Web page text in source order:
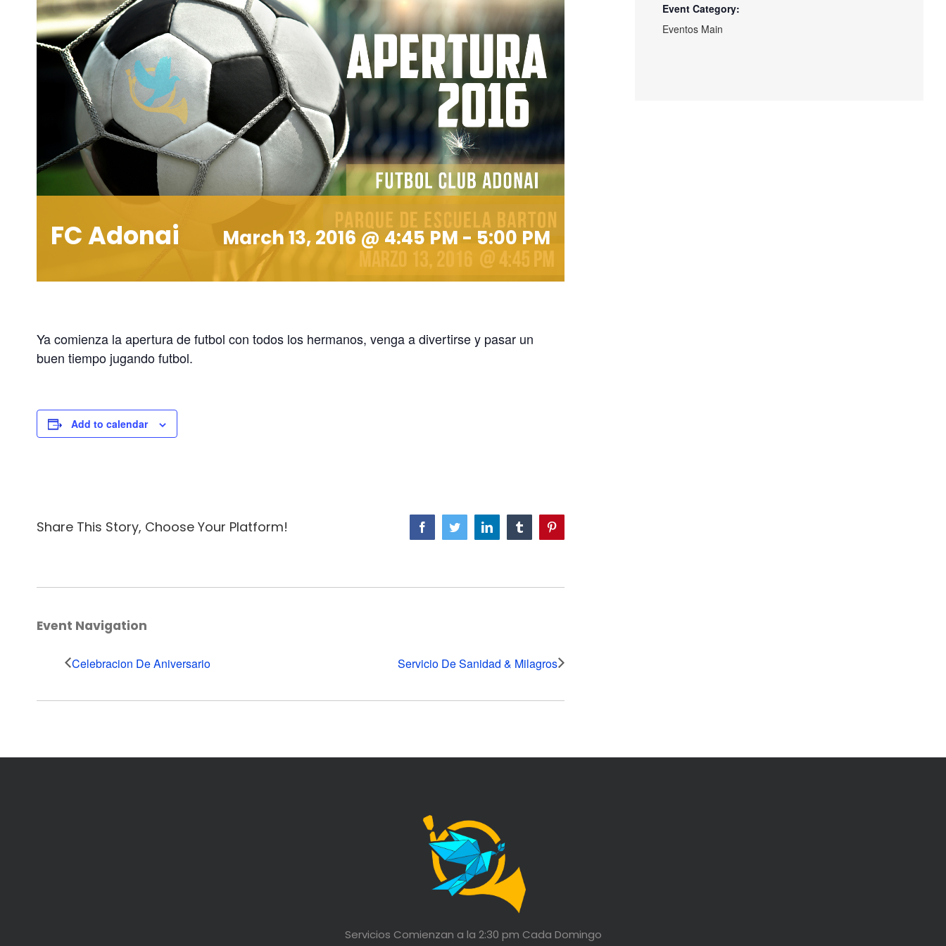
FC Adonai March 13, 2016 @ 4:45 PM - 5:00 PM
Ya comienza la apertura de futbol con todos los hermanos, venga a divertirse y pasar un
buen tiempo jugando futbol.
Add to calendar
Share This Story, Choose Your Platform! FacebookTwitterLinkedIn Tumblr
Event Navigation
Celebracion De Aniversario Servicio De Sanidad & Milagros
Event Category:
Eventos Main
Servicios Comienzan a la 2:30 pm Cada Domingo